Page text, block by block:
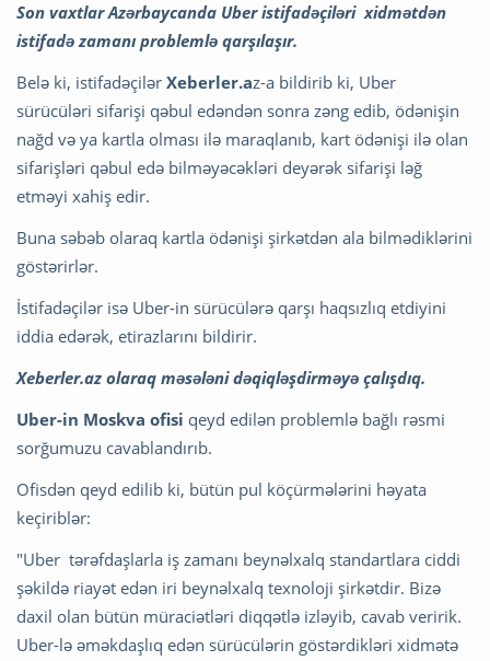
Son vaxtlar Azərbaycanda Uber istifadəçiləri xidmətdən
istifadə zamanı problemlə qarşılaşır.
Belə ki, istifadəçilər Xeberler.az-a bildirib ki, Uber
sürücüləri sifarişi qəbul edəndən sonra zəng edib, ödənişin
nağd və ya kartla olması ilə maraqlanıb, kart ödənişi ilə olan
sifarişləri qəbul edə bilməyəcəkləri deyərək sifarişi ləğ
etməyi xahiş edir.
Buna səbəb olaraq kartla ödənişi şirkətdən ala bilmədiklərini
göstərirlər.
İstifadəçilər isə Uber-in sürücülərə qarşı haqsızlıq etdiyini
iddia edərək, etirazlarını bildirir.
Xeberler.az olaraq məsələni dəqiqləşdirməyə çalışdıq.
Uber-in Moskva ofisi qeyd edilən problemlə bağlı rəsmi
sorğumuzu cavablandırıb.
Ofisdən qeyd edilib ki, bütün pul köçürmələrini həyata
keçiriblər:
"Uber tərəfdaşlarla iş zamanı beynəlxalq standartlara ciddi
şəkildə riayət edən iri beynəlxalq texnoloji şirkətdir. Bizə
daxil olan bütün müraciətləri diqqətlə izləyib, cavab veririk.
Uber-lə əməkdaşlıq edən sürücülərin göstərdikləri xidmətə